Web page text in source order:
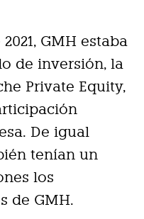
GMH estaba
de inversión, la
Private Equity,
De igual
tenían un
los
de GMH.